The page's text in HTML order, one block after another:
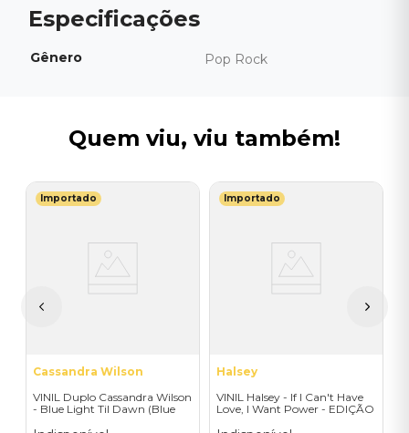
Gênero Pop Rock
Quem viu, viu também!
Importado
Cassandra Wilson
VINIL Duplo Cassandra Wilson
- Blue Light Til Dawn (Blue
Importado
Halsey
VINIL Halsey - If I Can't Have
Love, I Want Power - EDIÇÃO